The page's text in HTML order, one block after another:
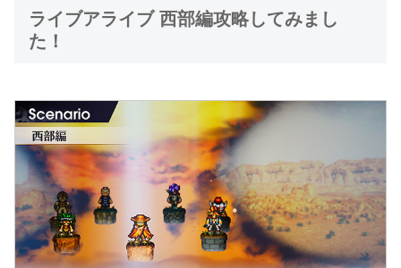
ライブアライブ 西部編攻略してみまし
た！